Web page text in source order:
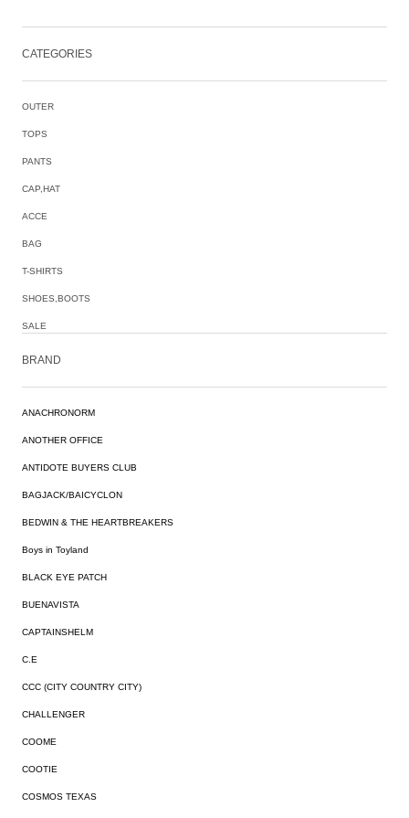
CATEGORIES
OUTER
TOPS
PANTS
CAP,HAT
ACCE
BAG
T-SHIRTS
SHOES,BOOTS
SALE
BRAND
ANACHRONORM
ANOTHER OFFICE
ANTIDOTE BUYERS CLUB
BAGJACK/BAICYCLON
BEDWIN & THE HEARTBREAKERS
Boys in Toyland
BLACK EYE PATCH
BUENAVISTA
CAPTAINSHELM
C.E
CCC (CITY COUNTRY CITY)
CHALLENGER
COOME
COOTIE
COSMOS TEXAS